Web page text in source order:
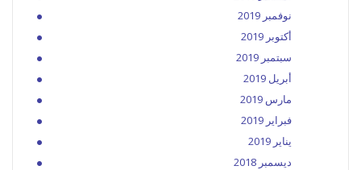
نوفمبر 2019
أكتوبر 2019
سبتمبر 2019
أبريل 2019
مارس 2019
فبراير 2019
يناير 2019
ديسمبر 2018